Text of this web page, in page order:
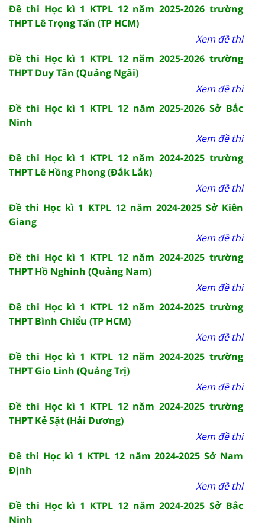
Đề thi Học kì 1 KTPL 12 năm 2025-2026 trường
THPT Lê Trọng Tấn (TP HCM)
Xem đề thi
Đề thi Học kì 1 KTPL 12 năm 2025-2026 trường
THPT Duy Tân (Quảng Ngãi)
Xem đề thi
Đề thi Học kì 1 KTPL 12 năm 2025-2026 Sở Bắc
Ninh
Xem đề thi
Đề thi Học kì 1 KTPL 12 năm 2024-2025 trường
THPT Lê Hồng Phong (Đắk Lắk)
Xem đề thi
Đề thi Học kì 1 KTPL 12 năm 2024-2025 Sở Kiên
Giang
Xem đề thi
Đề thi Học kì 1 KTPL 12 năm 2024-2025 trường
THPT Hồ Nghinh (Quảng Nam)
Xem đề thi
Đề thi Học kì 1 KTPL 12 năm 2024-2025 trường
THPT Bình Chiểu (TP HCM)
Xem đề thi
Đề thi Học kì 1 KTPL 12 năm 2024-2025 trường
THPT Gio Linh (Quảng Trị)
Xem đề thi
Đề thi Học kì 1 KTPL 12 năm 2024-2025 trường
THPT Kẻ Sặt (Hải Dương)
Xem đề thi
Đề thi Học kì 1 KTPL 12 năm 2024-2025 Sở Nam
Định
Xem đề thi
Đề thi Học kì 1 KTPL 12 năm 2024-2025 Sở Bắc
Ninh